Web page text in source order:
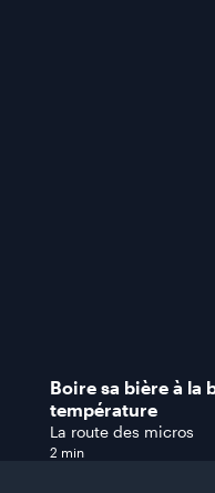
Boire sa bière à la
température
La route des micros
2 min